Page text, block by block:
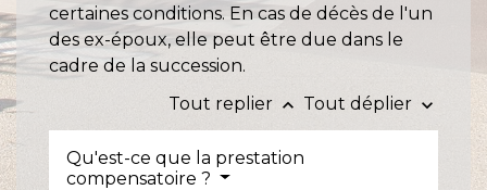
certaines conditions. En cas de décès de l'un
des ex-époux, elle peut être due dans le
cadre de la succession.
Tout replier keyboard_arrow_up Tout déplier keyboard_arrow_down
Qu'est-ce que la prestation
compensatoire ?